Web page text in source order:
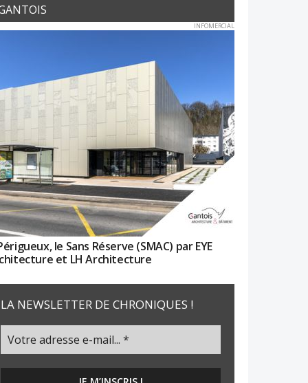
INFOMERCIAL
le Sans Réserve (SMAC) par EYE
et LH Architecture
LA NEWSLETTER DE CHRONIQUES !